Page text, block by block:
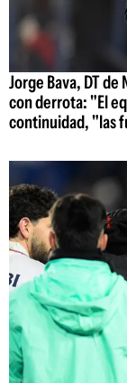
Jorge Bava, DT
con derrota: "El
continuidad, "las